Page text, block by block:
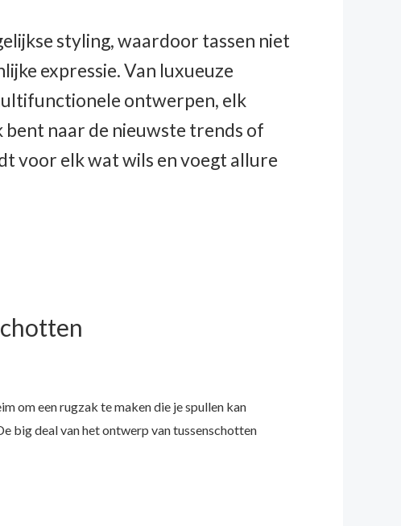
styling, waardoor tassen niet
expressie. Van luxueuze
ontwerpen, elk
naar de nieuwste trends of
voor elk wat wils en voegt allure
om een rugzak te maken die je spullen kan
big deal van het ontwerp van tussenschotten